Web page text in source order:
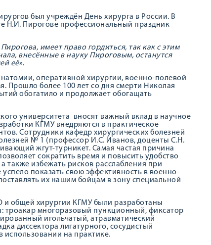
был учреждён День хирурга в России. В
Н.И. Пирогове профессиональный праздник
имеет право гордиться, так как с этим
внесённыев науку Пироговым, останутся
её».
оперативной хирургии, военно-полевой
Прошло более 100 лет со дня смерти Николая
обогатило и продолжает обогащать
университета вносят важный вклад в научное
КГМУ внедряются в практическое
Сотрудники кафедр хирургических болезней
№ 1 (профессор И.С. Иванов, доценты С.Н.
жгут-турникет. Самая частая причина
сократить время и повысить удобство
также избежать рисков расслабления при
показать свою эффективность в военно-
их нашим бойцам в зону специальной
и общей хирургии КГМУ были разработаны
троакар многоразовый пункционный, фиксатор
игольчатый, атравматический
диссектора лигатурного, сосудистый
использовании на практике.